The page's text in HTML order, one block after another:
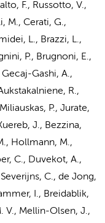
F., Russotto, V.,
M., Cerati, G.,
L., Brazzi, L.,
P., Brugnoni, E.,
Gashi, A.,
R.,
P., Jurate,
J., Bezzina,
, Hollmann, M.,
C., Duvekot, A.,
C., de Jong,
I., Breidablik,
V., Mellin-Olsen, J.,